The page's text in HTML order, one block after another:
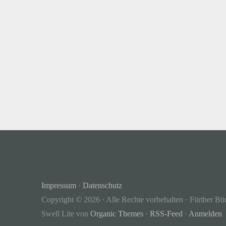
Impressum · Datenschutz
Copyright © 2026 · Alle Rechte vorbehalten · Fürther
Swell Lite von Organic Themes · RSS-Feed · Anmelden